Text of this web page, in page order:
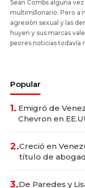
Sean Combs alguna
multimillonario. Pero a
agresión sexual y las
huyen y sus marcas
peores noticias todavía
Popular
1. Emigró de
Chevron en
2.Creció en
título de
3.De Paredes y